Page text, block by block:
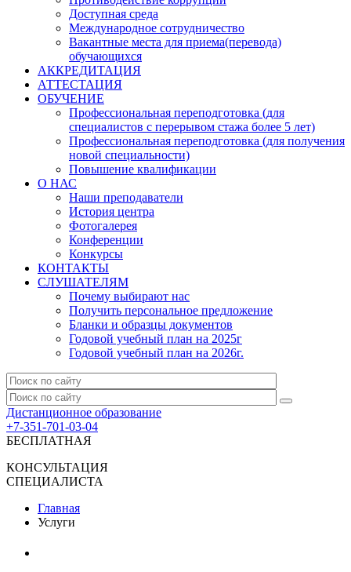
Доступная среда
Международное сотрудничество
Вакантные места для приема(перевода)
обучающихся
АККРЕДИТАЦИЯ
АТТЕСТАЦИЯ
ОБУЧЕНИЕ
Профессиональная переподготовка (для
специалистов с перерывом стажа более 5 лет)
Профессиональная переподготовка (для получения
новой специальности)
Повышение квалификации
О НАС
Наши преподаватели
История центра
Фотогалерея
Конференции
Конкурсы
КОНТАКТЫ
СЛУШАТЕЛЯМ
Почему выбирают нас
Получить персональное предложение
Бланки и образцы документов
Годовой учебный план на 2025г
Годовой учебный план на 2026г.
Дистанционное образование
+7-351-701-03-04
БЕСПЛАТНАЯ
КОНСУЛЬТАЦИЯ
СПЕЦИАЛИСТА
Главная
Услуги